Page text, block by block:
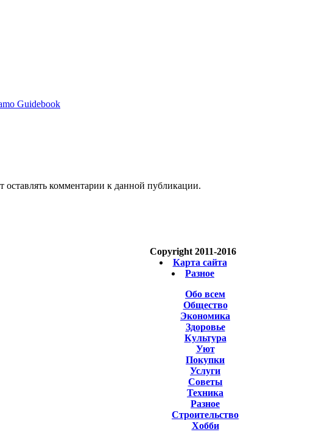
Guidebook
оставлять комментарии к данной публикации.
Copyright 2011-2016
Карта сайта
Разное
Обо всем
Общество
Экономика
Здоровье
Культура
Уют
Покупки
Услуги
Советы
Техника
Разное
Строительство
Хобби